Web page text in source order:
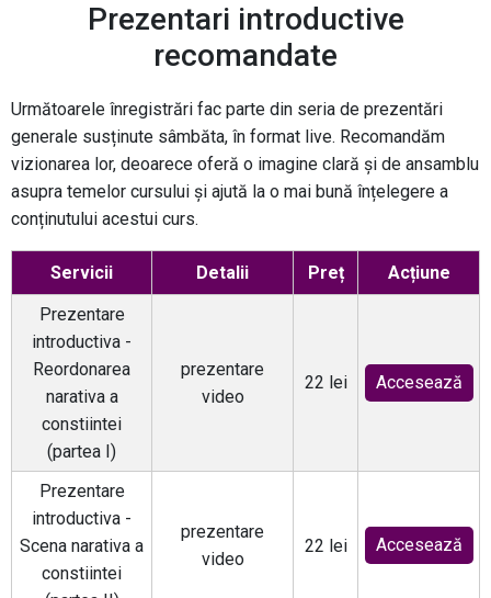
Prezentari introductive
recomandate
Următoarele înregistrări fac parte din seria de prezentări
generale susținute sâmbăta, în format live. Recomandăm
vizionarea lor, deoarece oferă o imagine clară și de ansamblu
asupra temelor cursului și ajută la o mai bună înțelegere a
conținutului acestui curs.
Servicii Detalii Preț
Acțiune
Prezentare
introductiva -
Reordonarea
narativa a
constiintei
(partea I)
prezentare
video
22 lei Accesează
Prezentare
introductiva -
Scena narativa a
constiintei
prezentare
video
22 lei Accesează